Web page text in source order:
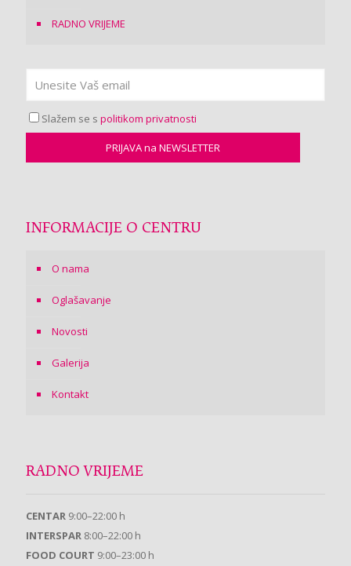
RADNO VRIJEME
Slažem se s politikom privatnosti
INFORMACIJE O CENTRU
O nama
Oglašavanje
Novosti
Galerija
Kontakt
RADNO VRIJEME
CENTAR 9:00–22:00 h
INTERSPAR 8:00–22:00 h
FOOD COURT 9:00–23:00 h